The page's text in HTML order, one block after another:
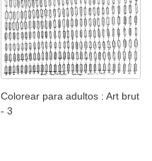
Colorear para adultos : Art brut
- 3